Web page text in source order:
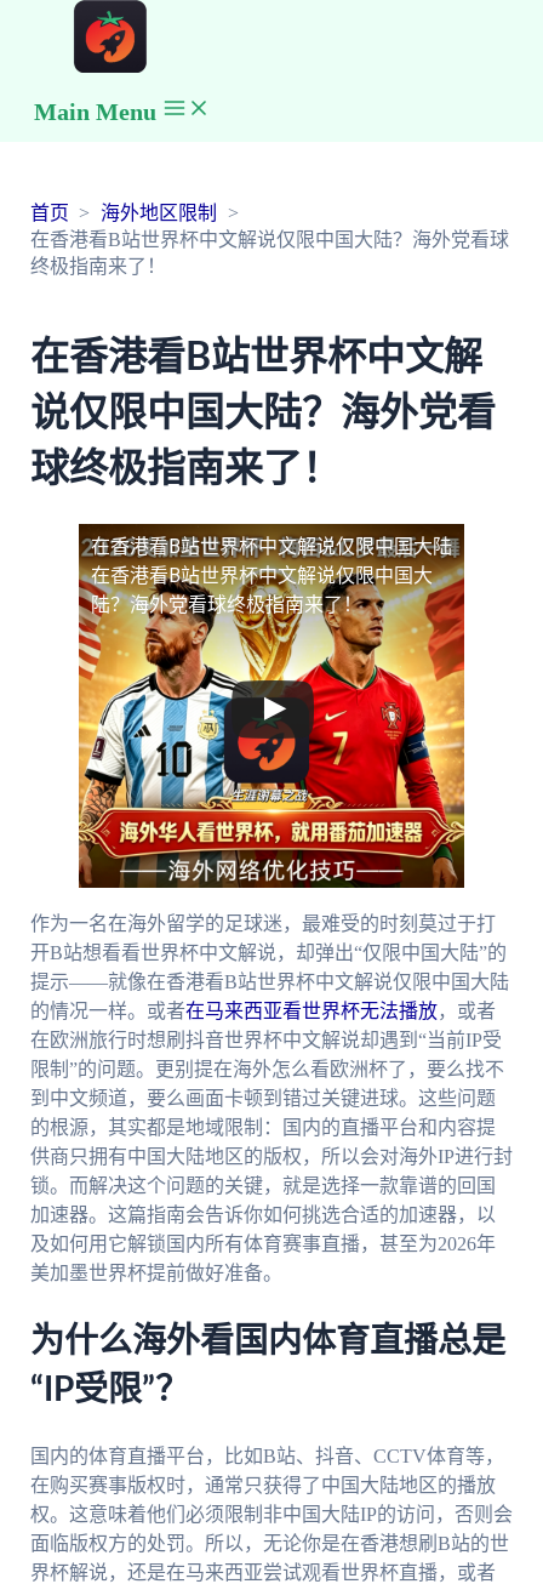
Main Menu
首页
海外地区限制
在香港看B站世界杯中文解说仅限中国大陆？海外党看球
终极指南来了！
在香港看B站世界杯中文解
说仅限中国大陆？海外党看
球终极指南来了！
在香港看B站世界杯中文解说仅限中国大陆
在香港看B站世界杯中文解说仅限中国大
陆？海外党看球终极指南来了！
作为一名在海外留学的足球迷，最难受的时刻莫过于打
开B站想看看世界杯中文解说，却弹出“仅限中国大陆”的
提示——就像在香港看B站世界杯中文解说仅限中国大陆
的情况一样。或者在马来西亚看世界杯无法播放，或者
在欧洲旅行时想刷抖音世界杯中文解说却遇到“当前IP受
限制”的问题。更别提在海外怎么看欧洲杯了，要么找不
到中文频道，要么画面卡顿到错过关键进球。这些问题
的根源，其实都是地域限制：国内的直播平台和内容提
供商只拥有中国大陆地区的版权，所以会对海外IP进行封
锁。而解决这个问题的关键，就是选择一款靠谱的回国
加速器。这篇指南会告诉你如何挑选合适的加速器，以
及如何用它解锁国内所有体育赛事直播，甚至为2026年
美加墨世界杯提前做好准备。
为什么海外看国内体育直播总是
“IP受限”？
国内的体育直播平台，比如B站、抖音、CCTV体育等，
在购买赛事版权时，通常只获得了中国大陆地区的播放
权。这意味着他们必须限制非中国大陆IP的访问，否则会
面临版权方的处罚。所以，无论你是在香港想刷B站的世
界杯解说，还是在马来西亚尝试观看世界杯直播，或者